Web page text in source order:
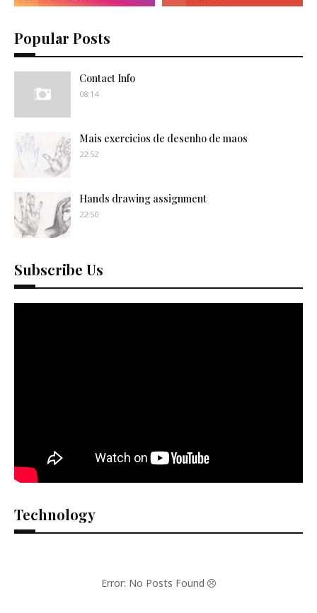
Popular Posts
Contact Info
08:14
Mais exercicios de desenho de maos
22:52
Hands drawing assignment
22:50
Subscribe Us
Technology
Error: No Posts Found